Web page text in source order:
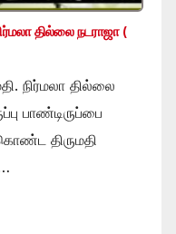
தில்லை நடராஜா (
நிர்மலா தில்லை
பாண்டிருப்பை
கொண்ட திருமதி